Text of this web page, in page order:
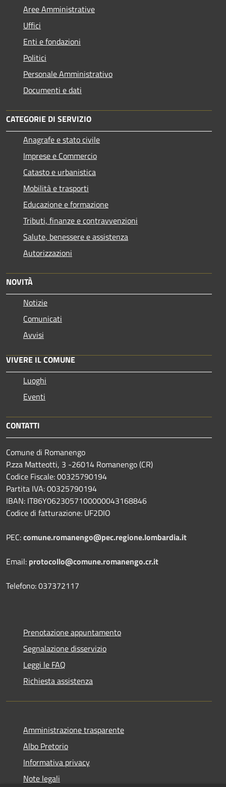
Aree Amministrative
Uffici
Enti e fondazioni
Politici
Personale Amministrativo
Documenti e dati
CATEGORIE DI SERVIZIO
Anagrafe e stato civile
Imprese e Commercio
Catasto e urbanistica
Mobilità e trasporti
Educazione e formazione
Tributi, finanze e contravvenzioni
Salute, benessere e assistenza
Autorizzazioni
NOVITÀ
Notizie
Comunicati
Avvisi
VIVERE IL COMUNE
Luoghi
Eventi
CONTATTI
Comune di Romanengo
P.zza Matteotti, 3 -26014 Romanengo (CR)
Codice Fiscale: 00325790194
Partita IVA: 00325790194
IBAN: IT86Y0623057100000043168846
Codice di fatturazione: UF2DIO
PEC:comune.romanengo@pec.regione.lombardia.it
Email: protocollo@comune.romanengo.cr.it
Telefono: 037372117
Prenotazione appuntamento
Segnalazione disservizio
Leggi le FAQ
Richiesta assistenza
Amministrazione trasparente
Albo Pretorio
Informativa privacy
Note legali